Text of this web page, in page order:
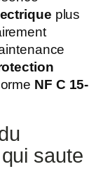
plus
NF C 15-
saute